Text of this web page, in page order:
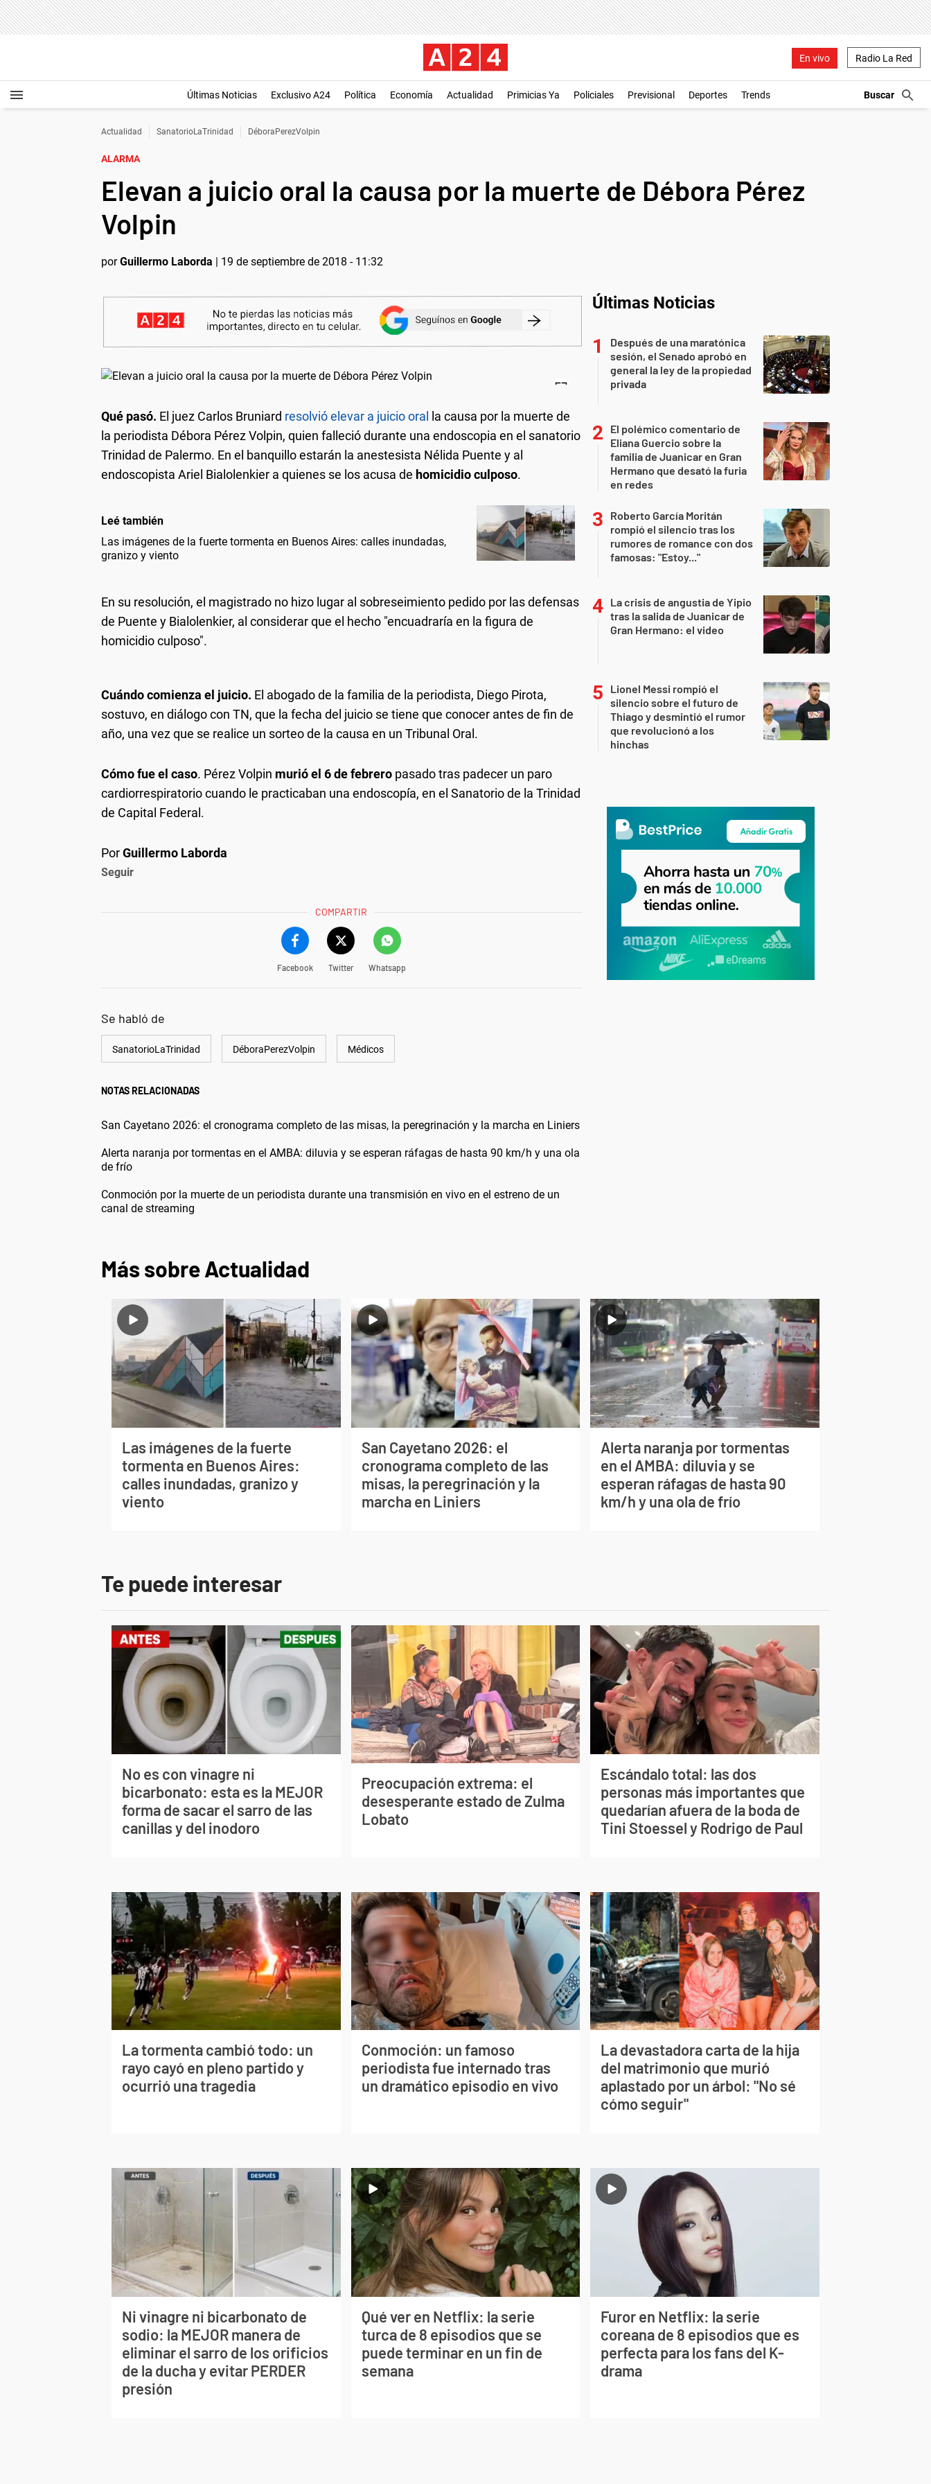
En vivo Radio La Red
Últimas Noticias Exclusivo A24 Política Economía Actualidad Primicias Ya Policiales Previsional Deportes Trends
Actualidad SanatorioLaTrinidad DéboraPerezVolpin
ALARMA
Elevan a juicio oral la causa por la muerte de Débora Pérez
Volpin
porGuillermo Laborda | 19 de septiembre de 2018 - 11:32
Qué pasó. El juez Carlos Bruniard resolvió elevar a juicio oral la causa por la muerte de
la periodista Débora Pérez Volpin, quien falleció durante una endoscopia en el sanatorio
Trinidad de Palermo. En el banquillo estarán la anestesista Nélida Puente y al
endoscopista Ariel Bialolenkier a quienes se los acusa de homicidio culposo.
Leé también
Las imágenes de la fuerte tormenta en Buenos Aires: calles inundadas,
granizo y viento
En su resolución, el magistrado no hizo lugar al sobreseimiento pedido por las defensas
de Puente y Bialolenkier, al considerar que el hecho "encuadraría en la figura de
homicidio culposo".
Cuándo comienza el juicio. El abogado de la familia de la periodista, Diego Pirota,
sostuvo, en diálogo con TN, que la fecha del juicio se tiene que conocer antes de fin de
año, una vez que se realice un sorteo de la causa en un Tribunal Oral.
Cómo fue el caso. Pérez Volpin murió el 6 de febrero pasado tras padecer un paro
cardiorrespiratorio cuando le practicaban una endoscopía, en el Sanatorio de la Trinidad
de Capital Federal.
PorGuillermo Laborda
Seguir
COMPARTIR
Facebook Twitter Whatsapp
Se habló de
SanatorioLaTrinidad DéboraPerezVolpin Médicos
NOTAS RELACIONADAS
San Cayetano 2026: el cronograma completo de las misas, la peregrinación y la marcha en Liniers
Alerta naranja por tormentas en el AMBA: diluvia y se esperan ráfagas de hasta 90 km/h y una ola
de frío
Conmoción por la muerte de un periodista durante una transmisión en vivo en el estreno de un
canal de streaming
Últimas Noticias
Después de una maratónica
sesión, el Senado aprobó en
general la ley de la propiedad
privada
El polémico comentario de
Eliana Guercio sobre la
familia de Juanicar en Gran
Hermano que desató la furia
en redes
Roberto García Moritán
rompió el silencio tras los
rumores de romance con dos
famosas: "Estoy..."
La crisis de angustia de Yipio
tras la salida de Juanicar de
Gran Hermano: el video
Lionel Messi rompió el
silencio sobre el futuro de
Thiago y desmintió el rumor
que revolucionó a los
hinchas
Más sobre Actualidad
Las imágenes de la fuerte
tormenta en Buenos Aires:
calles inundadas, granizo y
viento
San Cayetano 2026: el
cronograma completo de las
misas, la peregrinación y la
marcha en Liniers
Alerta naranja por tormentas
en el AMBA: diluvia y se
esperan ráfagas de hasta 90
km/h y una ola de frío
Te puede interesar
No es con vinagre ni
bicarbonato: esta es la MEJOR
forma de sacar el sarro de las
canillas y del inodoro
Preocupación extrema: el
desesperante estado de Zulma
Lobato
Escándalo total: las dos
personas más importantes que
quedarían afuera de la boda de
Tini Stoessel y Rodrigo de Paul
La tormenta cambió todo: un
rayo cayó en pleno partido y
ocurrió una tragedia
Conmoción: un famoso
periodista fue internado tras
un dramático episodio en vivo
La devastadora carta de la hija
del matrimonio que murió
aplastado por un árbol: "No sé
cómo seguir"
Ni vinagre ni bicarbonato de
sodio: la MEJOR manera de
eliminar el sarro de los orificios
de la ducha y evitar PERDER
presión
Qué ver en Netflix: la serie
turca de 8 episodios que se
puede terminar en un fin de
semana
Furor en Netflix: la serie
coreana de 8 episodios que es
perfecta para los fans del K-
drama